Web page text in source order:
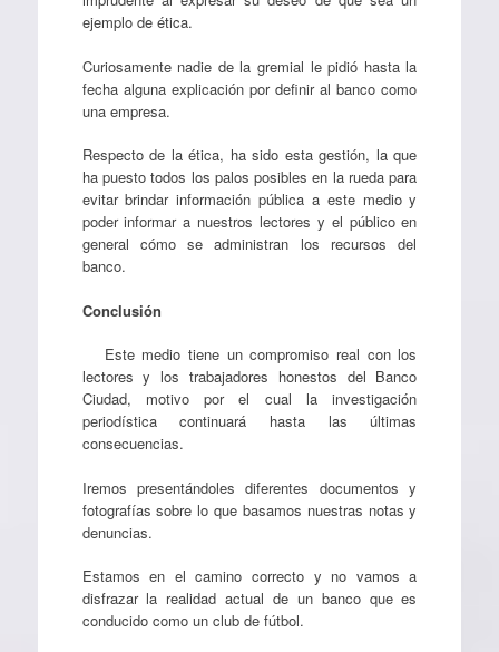
ejemplo de ética.
Curiosamente nadie de la gremial le pidió hasta la
fecha alguna explicación por definir al banco como
una empresa.
Respecto de la ética, ha sido esta gestión, la que
ha puesto todos los palos posibles en la rueda para
evitar brindar información pública a este medio y
poder informar a nuestros lectores y el público en
general cómo se administran los recursos del
banco.
Conclusión
Este medio tiene un compromiso real con los
lectores y los trabajadores honestos del Banco
Ciudad, motivo por el cual la investigación
periodística continuará hasta las últimas
consecuencias.
Iremos presentándoles diferentes documentos y
fotografías sobre lo que basamos nuestras notas y
denuncias.
Estamos en el camino correcto y no vamos a
disfrazar la realidad actual de un banco que es
conducido como un club de fútbol.